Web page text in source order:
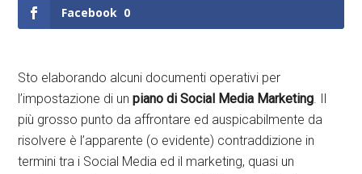
Facebook 0
Sto elaborando alcuni documenti operativi per
l’impostazione di un piano di Social Media Marketing. Il
più grosso punto da affrontare ed auspicabilmente da
risolvere è l’apparente (o evidente) contraddizione in
termini tra i Social Media ed il marketing, quasi un